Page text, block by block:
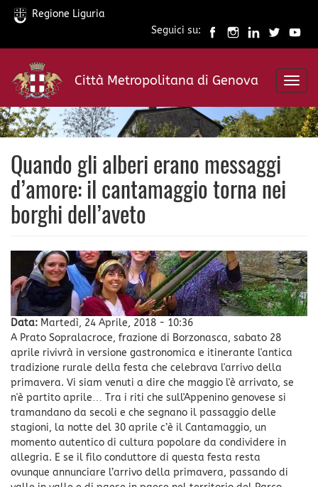
Salta
contenuto
principale
Regione Liguria
Seguici su:
Città Metropolitana di Genova
Quando gli alberi erano messaggi
d’amore: il cantamaggio torna nei
borghi dell’aveto
Data: Martedì, 24 Aprile, 2018 - 10:36
A Prato Sopralacroce, frazione di Borzonasca, sabato 28
aprile rivivrà in versione gastronomica e itinerante l'antica
tradizione rurale della festa che celebrava l'arrivo della
primavera. Vi siam venuti a dire che maggio l'è arrivato, se
n'è partito aprile… Tra i riti che sull'Appenino genovese si
tramandano da secoli e che segnano il passaggio delle
stagioni, la notte del 30 aprile c’è il Cantamaggio, un
momento autentico di cultura popolare da condividere in
allegria. E se il filo conduttore di questa festa resta
ovunque annunciare l’arrivo della primavera, passando di